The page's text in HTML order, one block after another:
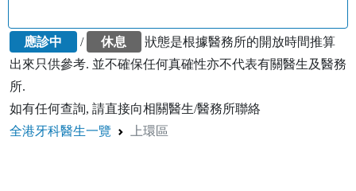
應診中 / 休息
狀態是根據醫務所的開放時間推算
出來只供參考. 並不確保任何真確性亦不代表有關醫生及醫務
所.
如有任何查詢, 請直接向相關醫生/醫務所聯絡
全港牙科醫生一覽
上環區